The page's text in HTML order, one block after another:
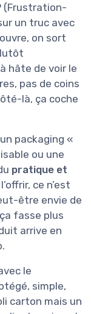
(Frustration-
un truc avec
on sort
hâte de voir le
pas de coins
là, ça coche
packaging «
ou une
pratique et
ce n’est
être envie de
fasse plus
arrive en
le
simple,
carton mais un